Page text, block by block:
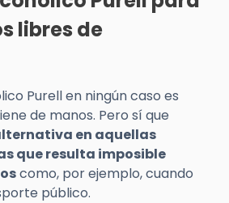
libres de
Purell en ningún caso es
de manos. Pero sí que
en aquellas
que resulta imposible
como, por ejemplo, cuando
público.